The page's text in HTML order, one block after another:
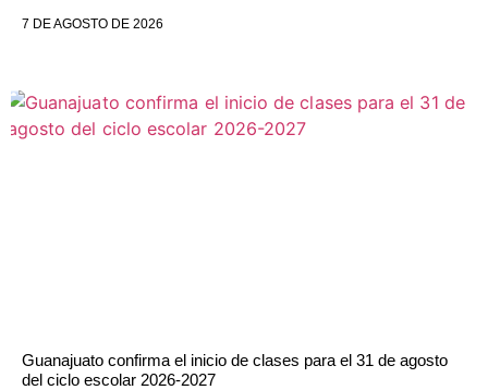
7 DE AGOSTO DE 2026
Guanajuato confirma el inicio de clases para el 31 de agosto
del ciclo escolar 2026-2027